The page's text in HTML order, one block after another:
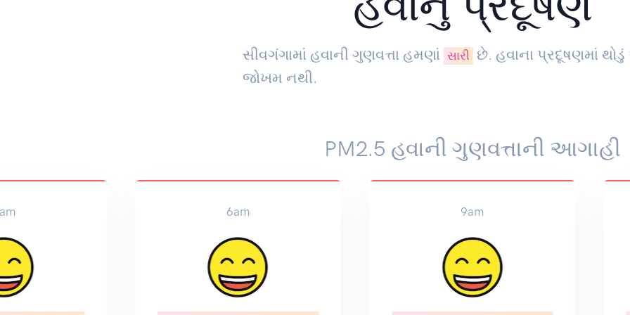
સીવગંગામાં હવાની ગુણવત્તા હમણાં સારી છે. હવાના પ્રદૂષણમાં
જોખમ નથી.
PM2.5 હવાની ગુણવત્તાની આગાહી
6am 9am